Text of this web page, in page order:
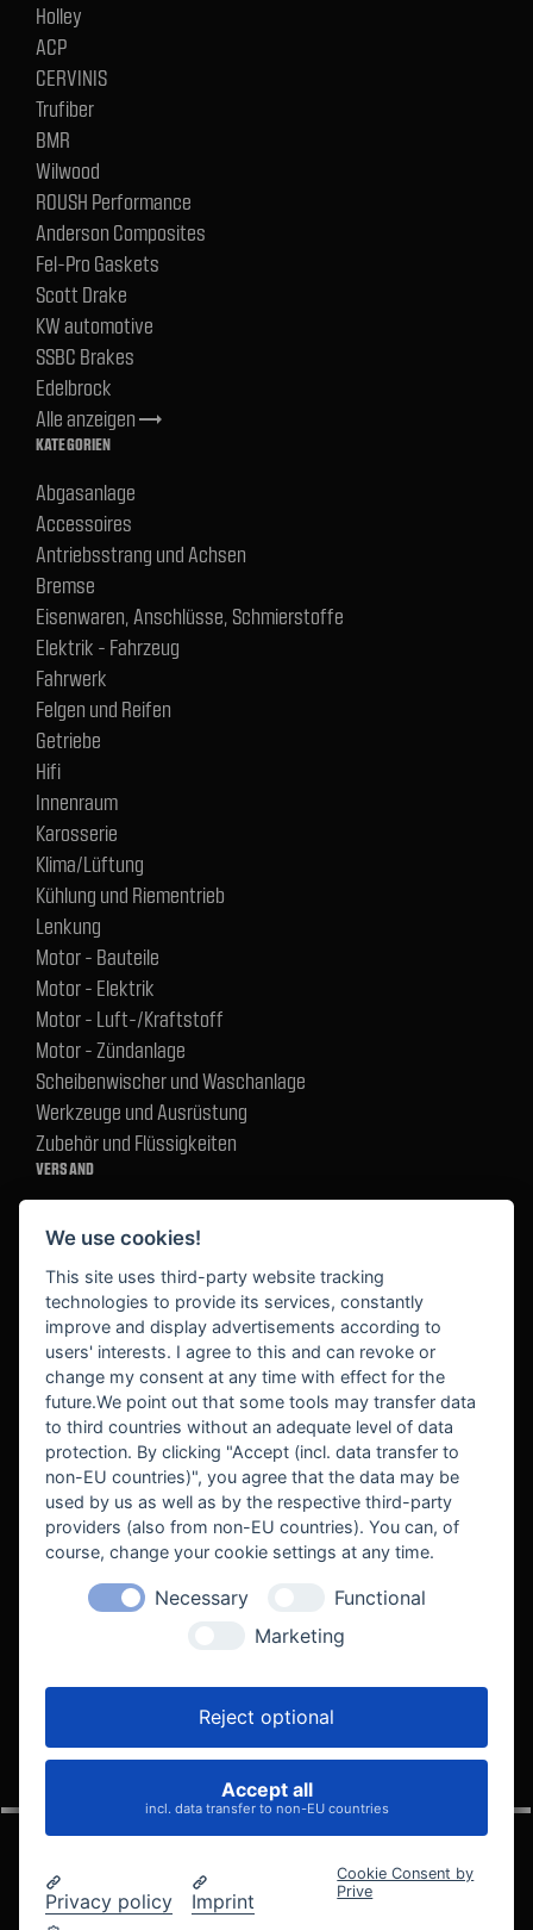
Holley
ACP
CERVINIS
Trufiber
BMR
Wilwood
ROUSH Performance
Anderson Composites
Fel-Pro Gaskets
Scott Drake
KW automotive
SSBC Brakes
Edelbrock
Alle anzeigentrending_flat
KATEGORIEN
Abgasanlage
Accessoires
Antriebsstrang und Achsen
Bremse
Eisenwaren, Anschlüsse, Schmierstoffe
Elektrik - Fahrzeug
Fahrwerk
Felgen und Reifen
Getriebe
Hifi
Innenraum
Karosserie
Klima/Lüftung
Kühlung und Riementrieb
Lenkung
Motor - Bauteile
Motor - Elektrik
Motor - Luft-/Kraftstoff
Motor - Zündanlage
Scheibenwischer und Waschanlage
Werkzeuge und Ausrüstung
Zubehör und Flüssigkeiten
VERSAND
BEKANNT AUS
VELOCITY AUTOMOTIVE
© 2005 - 2026 Velocity Automotive
We use cookies!
This site uses third-party website tracking
technologies to provide its services, constantly
improve and display advertisements according to
users' interests. I agree to this and can revoke or
change my consent at any time with effect for the
future.We point out that some tools may transfer data
to third countries without an adequate level of data
protection. By clicking "Accept (incl. data transfer to
non-EU countries)", you agree that the data may be
used by us as well as by the respective third-party
providers (also from non-EU countries). You can, of
course, change your cookie settings at any time.
Necessary
Functional
Marketing
Reject optional
Accept all
incl. data transfer to non-EU countries
Privacy policy Imprint
Cookie Consent by
Prive